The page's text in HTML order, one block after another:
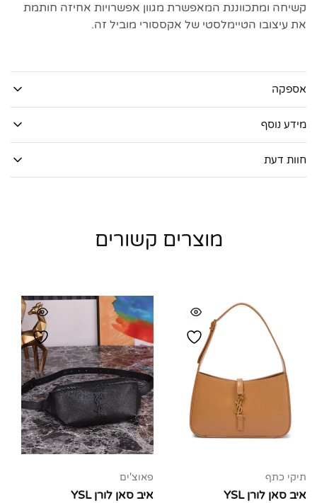
קשיחה ומתכווננת המאפשרת מגוון אפשרויות אחיזה חותמת
את עיצובו הטיימלסטי של אקססורי מוביל זה.
אספקה
מידע נוסף
חוות דעת
מוצרים קשורים
תיקי כתף
איב סאן לורן YSL
פאוצ'ים
איב סאן לורן YSL